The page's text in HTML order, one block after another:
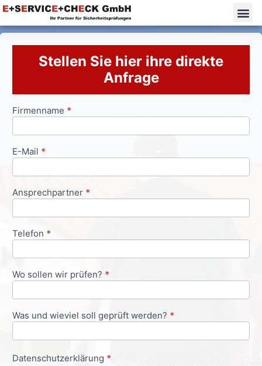
Stellen Sie hier ihre direkte
Anfrage
Anfrageformular
Firmenname *
E-Mail *
Ansprechpartner *
Telefon *
Wo sollen wir prüfen? *
Was und wieviel soll geprüft werden? *
Datenschutzerklärung *